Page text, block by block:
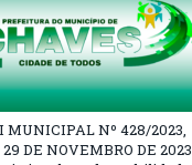
MUNICIPAL Nº 428/2023,
29 DE NOVEMBRO DE 2023